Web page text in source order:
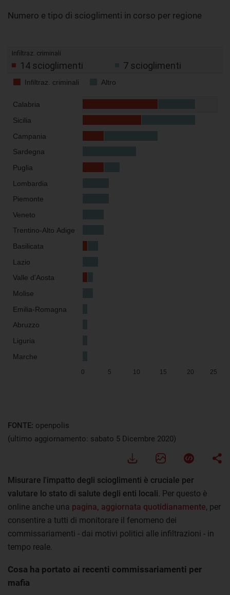
Numero e tipo di scioglimenti in corso per regione
FONTE: openpolis
(ultimo aggiornamento: sabato 5 Dicembre 2020)
Misurare l'impatto degli scioglimenti è cruciale per
valutare lo stato di salute degli enti locali. Per questo è
online anche una pagina, aggiornata quotidianamente, per
consentire a tutti di monitorare il fenomeno dei
commissariamenti - dai motivi politici alle infiltrazioni - in
tempo reale.
Cosa ha portato ai recenti commissariamenti per
mafia